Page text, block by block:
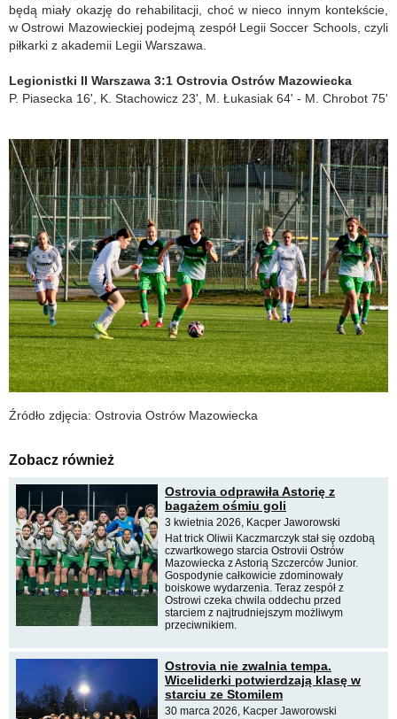
będą miały okazję do rehabilitacji, choć w nieco innym kontekście,
w Ostrowi Mazowieckiej podejmą zespół Legii Soccer Schools, czyli
piłkarki z akademii Legii Warszawa.
Legionistki II Warszawa 3:1 Ostrovia Ostrów Mazowiecka
P. Piasecka 16', K. Stachowicz 23', M. Łukasiak 64' - M. Chrobot 75'
Źródło zdjęcia: Ostrovia Ostrów Mazowiecka
Zobacz również
Ostrovia odprawiła Astorię z
bagażem ośmiu goli
3 kwietnia 2026, Kacper Jaworowski
Hat trick Oliwii Kaczmarczyk stał się ozdobą
czwartkowego starcia Ostrovii Ostrów
Mazowiecka z Astorią Szczerców Junior.
Gospodynie całkowicie zdominowały
boiskowe wydarzenia. Teraz zespół z
Ostrowi czeka chwila oddechu przed
starciem z najtrudniejszym możliwym
przeciwnikiem.
Ostrovia nie zwalnia tempa.
Wiceliderki potwierdzają klasę w
starciu ze Stomilem
30 marca 2026, Kacper Jaworowski